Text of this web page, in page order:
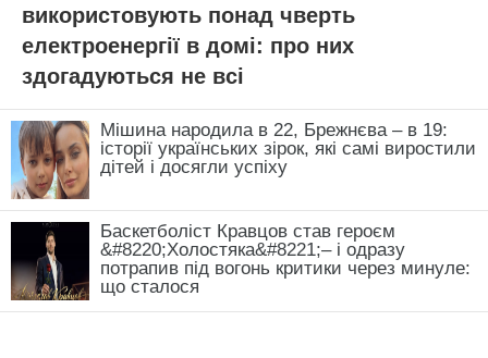
використовують понад чверть
електроенергії в домі: про них
здогадуються не всі
Мішина народила в 22, Брежнєва – в 19:
історії українських зірок, які самі виростили
дітей і досягли успіху
Баскетболіст Кравцов став героєм
&#8220;Холостяка&#8221;– і одразу
потрапив під вогонь критики через минуле:
що сталося